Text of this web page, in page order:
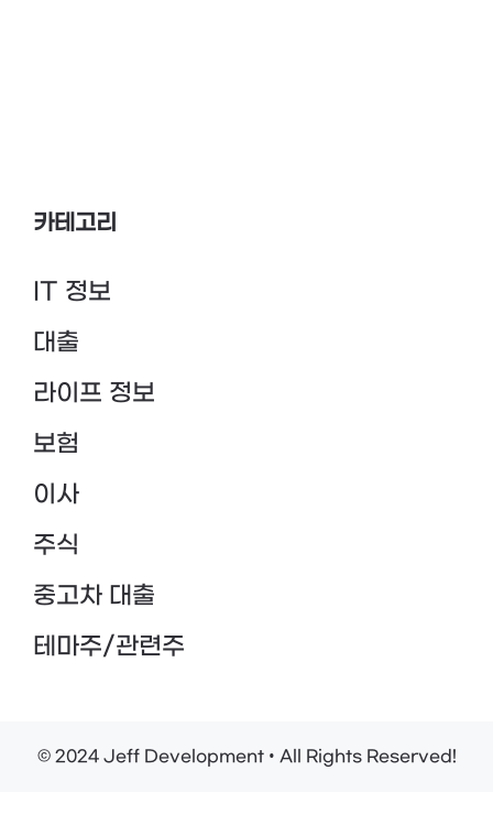
카테고리
IT 정보
대출
라이프 정보
보험
이사
주식
중고차 대출
테마주/관련주
© 2024 Jeff Development • All Rights Reserved!